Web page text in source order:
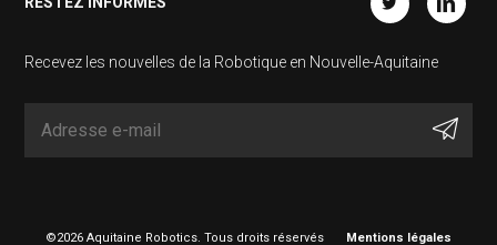
Recevez les nouvelles de la Robotique en Nouvelle-Aquitaine
©2026 Aquitaine Robotics. Tous droits réservés Mentions légales